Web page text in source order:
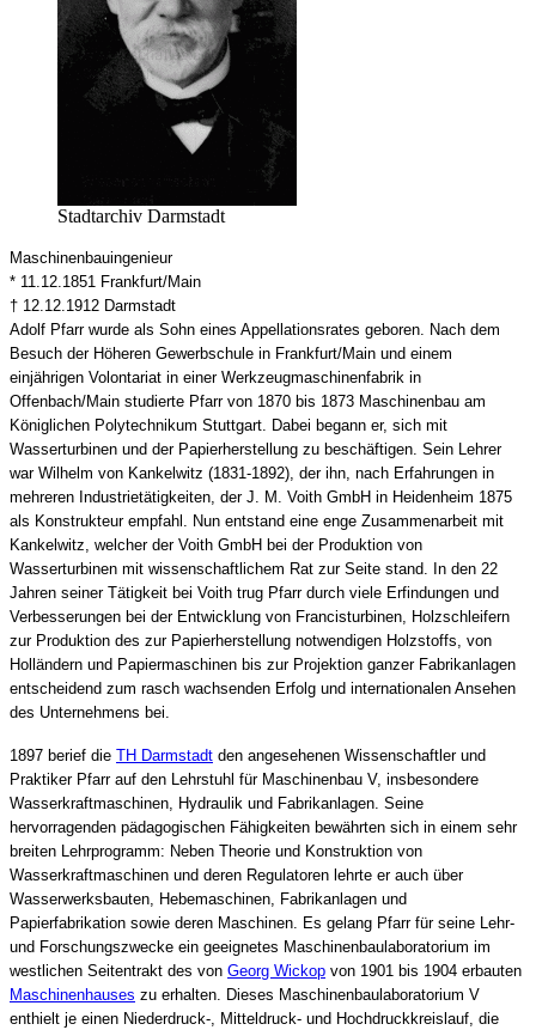
Stadtarchiv Darmstadt
Maschinenbauingenieur
* 11.12.1851 Frankfurt/Main
† 12.12.1912 Darmstadt
Adolf Pfarr wurde als Sohn eines Appellationsrates geboren. Nach dem
Besuch der Höheren Gewerbschule in Frankfurt/Main und einem
einjährigen Volontariat in einer Werkzeugmaschinenfabrik in
Offenbach/Main studierte Pfarr von 1870 bis 1873 Maschinenbau am
Königlichen Polytechnikum Stuttgart. Dabei begann er, sich mit
Wasserturbinen und der Papierherstellung zu beschäftigen. Sein Lehrer
war Wilhelm von Kankelwitz (1831-1892), der ihn, nach Erfahrungen in
mehreren Industrietätigkeiten, der J. M. Voith GmbH in Heidenheim 1875
als Konstrukteur empfahl. Nun entstand eine enge Zusammenarbeit mit
Kankelwitz, welcher der Voith GmbH bei der Produktion von
Wasserturbinen mit wissenschaftlichem Rat zur Seite stand. In den 22
Jahren seiner Tätigkeit bei Voith trug Pfarr durch viele Erfindungen und
Verbesserungen bei der Entwicklung von Francisturbinen, Holzschleifern
zur Produktion des zur Papierherstellung notwendigen Holzstoffs, von
Holländern und Papiermaschinen bis zur Projektion ganzer Fabrikanlagen
entscheidend zum rasch wachsenden Erfolg und internationalen Ansehen
des Unternehmens bei.
1897 berief die TH Darmstadt den angesehenen Wissenschaftler und
Praktiker Pfarr auf den Lehrstuhl für Maschinenbau V, insbesondere
Wasserkraftmaschinen, Hydraulik und Fabrikanlagen. Seine
hervorragenden pädagogischen Fähigkeiten bewährten sich in einem sehr
breiten Lehrprogramm: Neben Theorie und Konstruktion von
Wasserkraftmaschinen und deren Regulatoren lehrte er auch über
Wasserwerksbauten, Hebemaschinen, Fabrikanlagen und
Papierfabrikation sowie deren Maschinen. Es gelang Pfarr für seine Lehr-
und Forschungszwecke ein geeignetes Maschinenbaulaboratorium im
westlichen Seitentrakt des von Georg Wickop von 1901 bis 1904 erbauten
Maschinenhauses zu erhalten. Dieses Maschinenbaulaboratorium V
enthielt je einen Niederdruck-, Mitteldruck- und Hochdruckkreislauf, die